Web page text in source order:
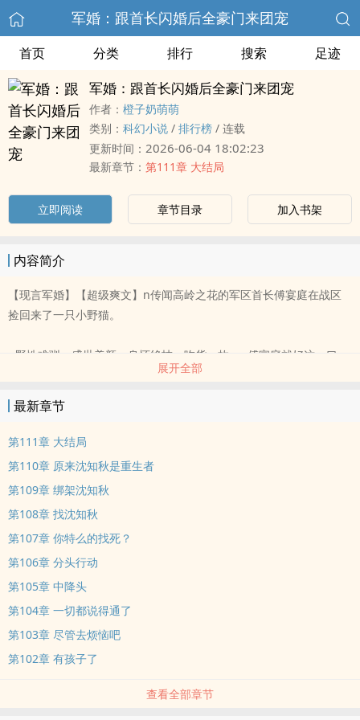
军婚：跟首长闪婚后全豪门来团宠
首页 分类 排行 搜索 足迹
军婚：跟首长闪婚后全豪门来团宠
作者： 橙子奶萌萌
类别： 科幻小说 / 排行榜 / 连载
更新时间： 2026-06-04 18:02:23
最新章节： 第111章 大结局
立即阅读 章节目录 加入书架
内容简介
【现言军婚】【超级爽文】n传闻高岭之花的军区首长傅宴庭在战区
捡回来了一只小野猫。
n野性难驯，盛世美颜，身怀绝技，吃货一枚。n傅宴庭就好这一口，
直接闪婚，绑定夫妻关系，禁锢在身边圈养，应付七大姑八大婆。
n京都吃瓜群众评价：“毛病太多，没有背景，早晚被傅家针对，扫地
出门，凄惨收场。”n哪里想到这只小野猫不简单，不服就干，绝不憋
n刚领证就把首长压在身下，占据主动权。n进门第一天当着公公婆婆
的面掀桌。
n进门第二天就把挑事的绿茶打的满地找牙。n进门第三天就跟桀骜不
n进门第四天将名媛舅妈泼了一身粪水……n被打脸的京都吃瓜群众评
价：“得罪公婆小姑子傅家亲戚，看你怎么死！”结果被宠上了天。
蹲下身给婆娘洗jiojio，笑疯了。”n婆婆林清月：“笑疯了姐妹们，我
展开全部
最新章节
第111章 大结局
第110章 原来沈知秋是重生者
第109章 绑架沈知秋
第108章 找沈知秋
第107章 你特么的找死？
第106章 分头行动
第105章 中降头
第104章 一切都说得通了
第103章 尽管去烦恼吧
第102章 有孩子了
查看全部章节